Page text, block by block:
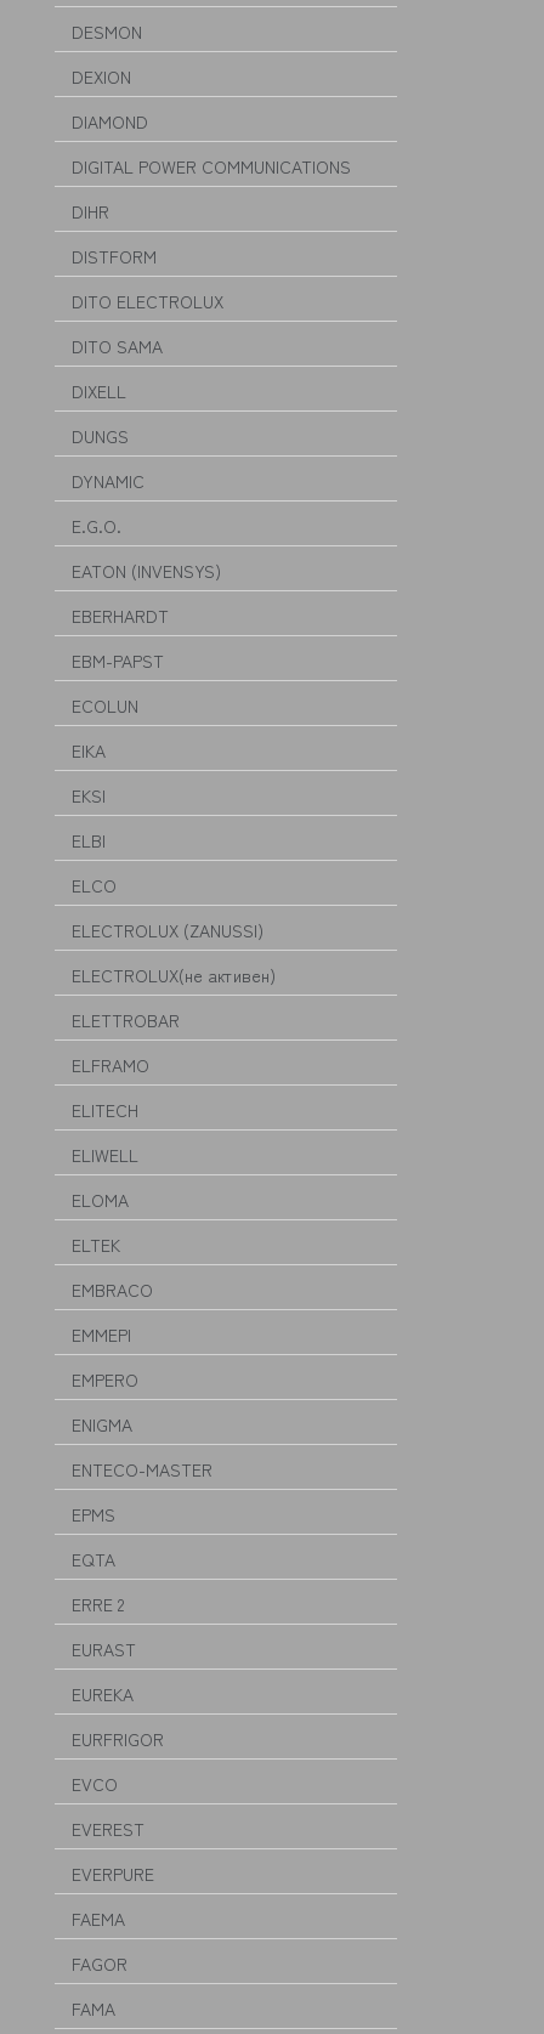
DESMON
DEXION
DIAMOND
DIGITAL POWER COMMUNICATIONS
DIHR
DISTFORM
DITO ELECTROLUX
DITO SAMA
DIXELL
DUNGS
DYNAMIC
E.G.O.
EATON (INVENSYS)
EBERHARDT
EBM-PAPST
ECOLUN
EIKA
EKSI
ELBI
ELCO
ELECTROLUX (ZANUSSI)
ELECTROLUX(не активен)
ELETTROBAR
ELFRAMO
ELITECH
ELIWELL
ELOMA
ELTEK
EMBRACO
EMMEPI
EMPERO
ENIGMA
ENTECO-MASTER
EPMS
EQTA
ERRE 2
EURAST
EUREKA
EURFRIGOR
EVCO
EVEREST
EVERPURE
FAEMA
FAGOR
FAMA